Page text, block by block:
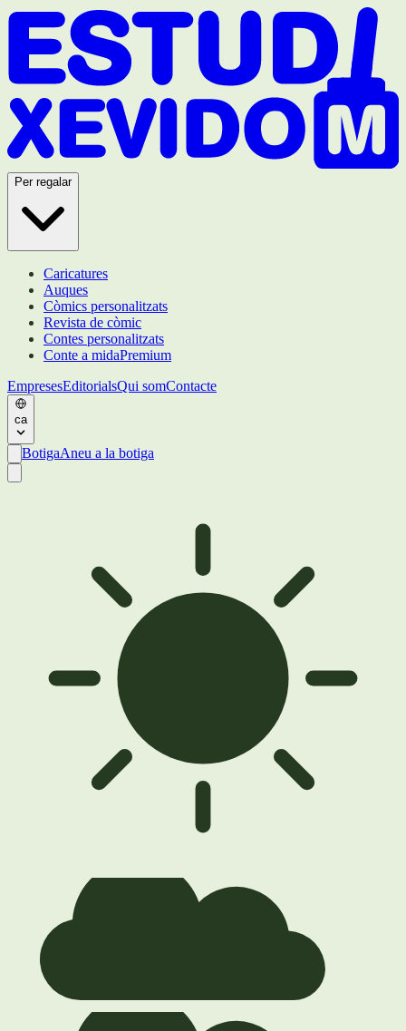
Per regalar
Caricatures
Auques
Còmics personalitzats
Revista de còmic
Contes personalitzats
Conte a midaPremium
EmpresesEditorialsQui somContacte
ca
BotigaAneu a la botiga